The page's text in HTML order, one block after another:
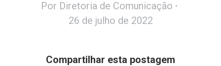
Por Diretoria de Comunicação
26 de julho de 2022
Compartilhar esta postagem